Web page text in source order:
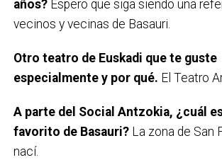
años? Espero que siga siendo una
vecinos y vecinas de Basauri.
Otro teatro de Euskadi que te guste
especialmente y por qué. El Teatro
A parte del Social Antzokia, ¿cuál
favorito de Basauri?La zona de San
nací.